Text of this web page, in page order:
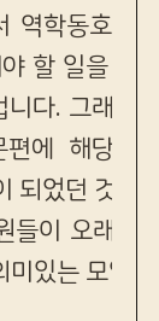
역학동호회
할 일을 찾
다. 그래서
에 해당하
되었던 것입
들이 오래된
미있는 모임